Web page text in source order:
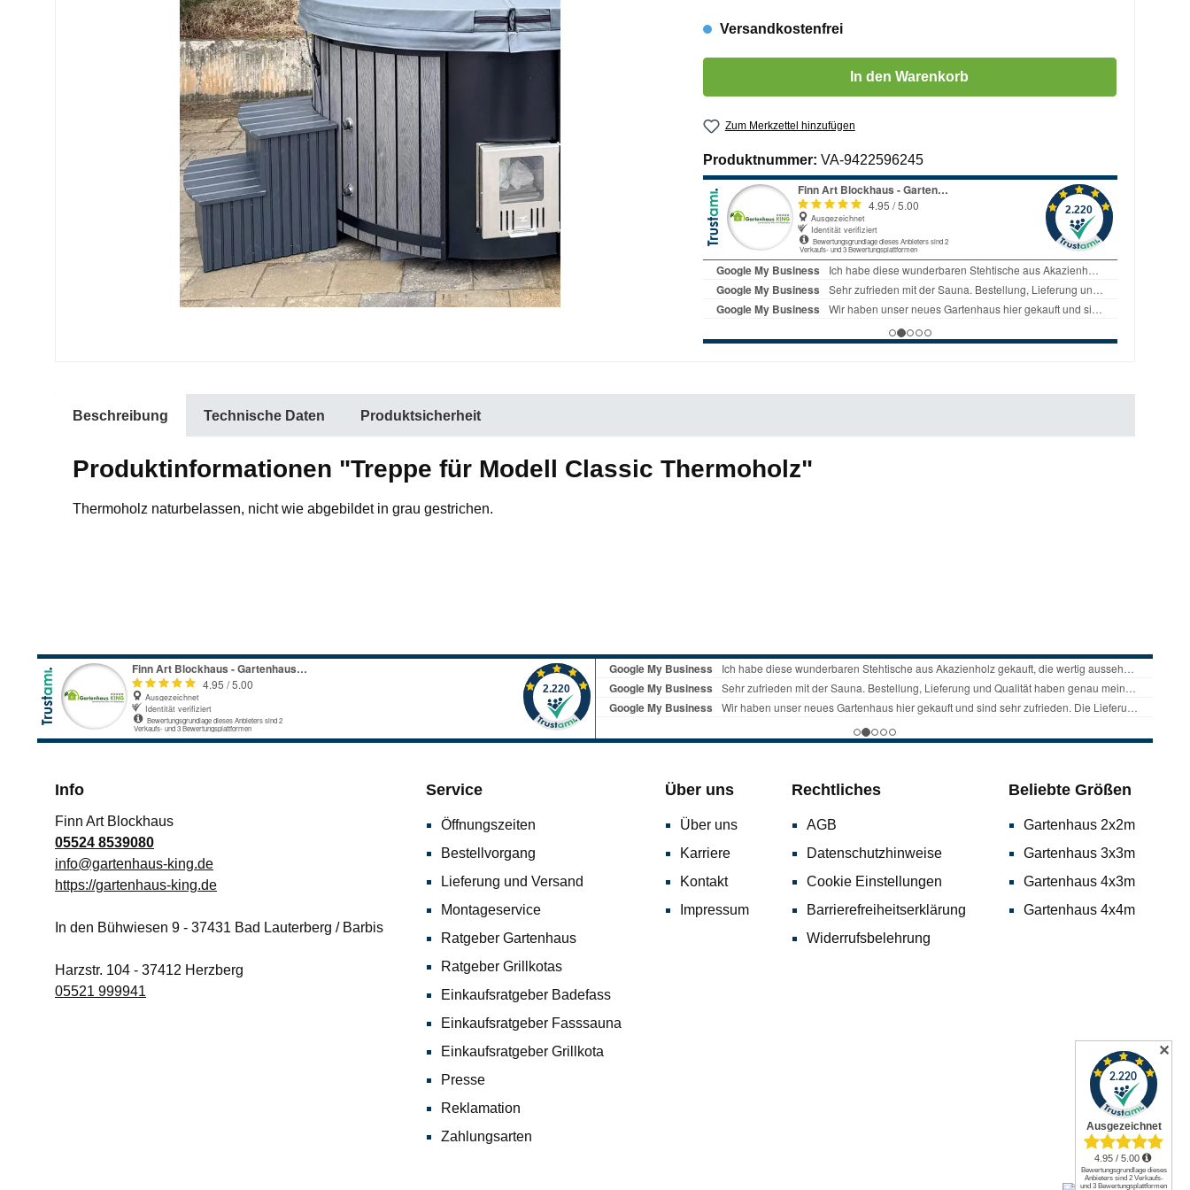
Versandkostenfrei
Produkt Anzahl: Gib den gewünschten Wert ein oder benutze die Schaltflächen um
In den Warenkorb
Zum Merkzettel hinzufügen
Produktnummer: VA-9422596245
Beschreibung Technische Daten Produktsicherheit
Produktinformationen "Treppe für Modell Classic Thermoholz"
Thermoholz naturbelassen, nicht wie abgebildet in grau gestrichen.
Info
Finn Art Blockhaus
05524 8539080
info@gartenhaus-king.de
https://gartenhaus-king.de
In den Bühwiesen 9 - 37431 Bad Lauterberg / Barbis
Harzstr. 104 - 37412 Herzberg
05521 999941
Service
Öffnungszeiten
Bestellvorgang
Lieferung und Versand
Montageservice
Ratgeber Gartenhaus
Ratgeber Grillkotas
Einkaufsratgeber Badefass
Einkaufsratgeber Fasssauna
Einkaufsratgeber Grillkota
Presse
Reklamation
Zahlungsarten
Über uns
Über uns
Karriere
Kontakt
Impressum
Rechtliches
AGB
Datenschutzhinweise
Cookie Einstellungen
Barrierefreiheitserklärung
Widerrufsbelehrung
Beliebte Größen
Gartenhaus 2x2m
Gartenhaus 3x3m
Gartenhaus 4x3m
Gartenhaus 4x4m
✕